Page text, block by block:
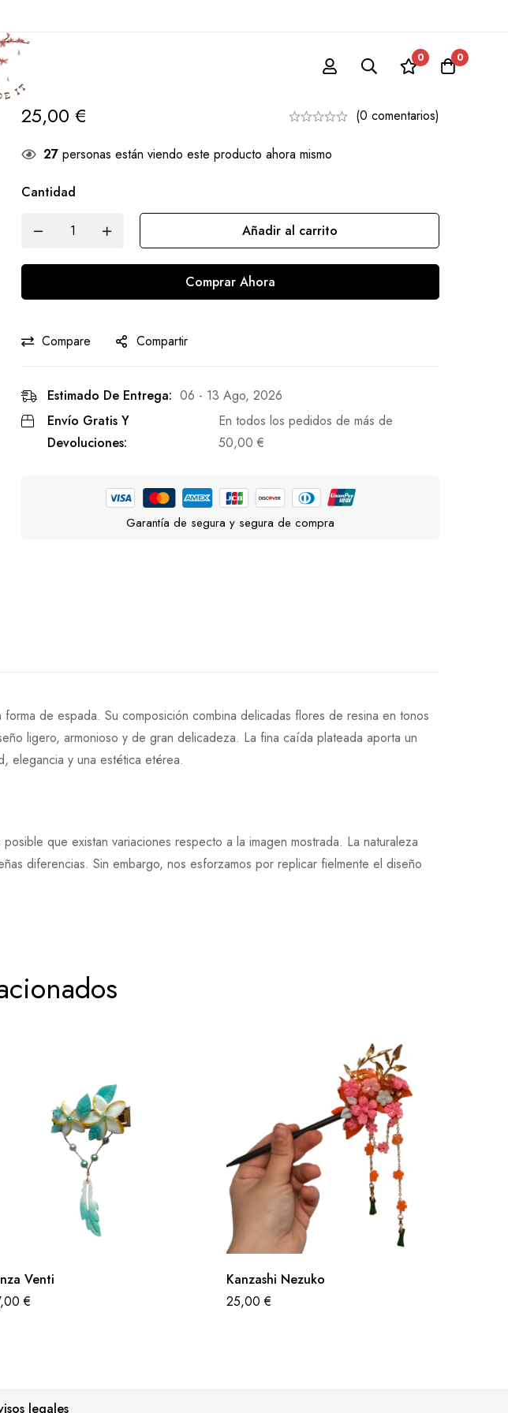
0 0
Kanzashi Tokito
25,00 € (0 comentarios)
27 personas están viendo este producto ahora mismo
Cantidad
Añadir al carrito
Comprar Ahora
Compare Compartir
Estimado De Entrega: 06 - 13 Ago, 2026
Envío Gratis Y
Devoluciones:
En todos los pedidos de más de
50,00€
Garantía de segura y segura de compra
de espada. Su composición combina delicadas flores de resina en tonos
ligero, armonioso y de gran delicadeza. La fina caída plateada aporta un
elegancia y una estética etérea.
que existan variaciones respecto a la imagen mostrada. La naturaleza
diferencias. Sin embargo, nos esforzamos por replicar fielmente el diseño
Venti
€
Kanzashi Nezuko
25,00€
legales